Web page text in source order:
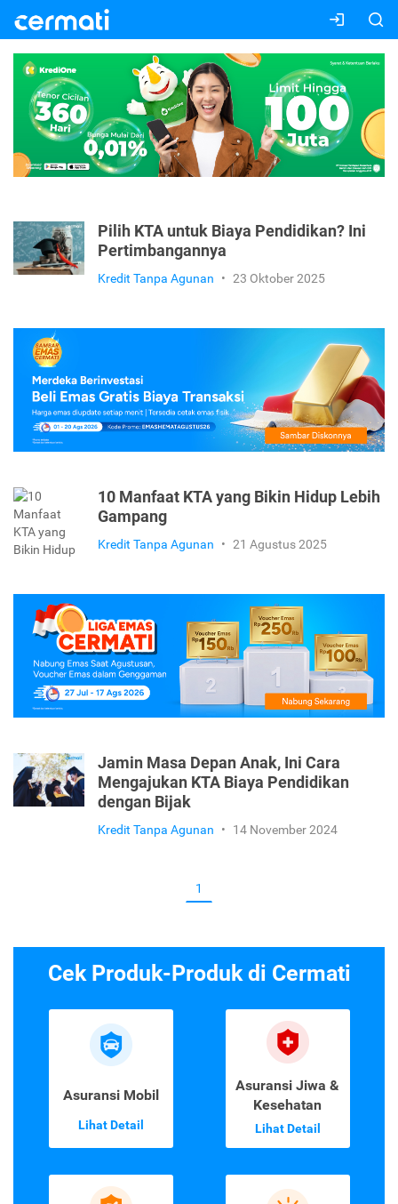
Pilih KTA untuk Biaya Pendidikan? Ini
Pertimbangannya
Kredit Tanpa Agunan • 23 Oktober 2025
10 Manfaat KTA yang Bikin Hidup Lebih
Gampang
Kredit Tanpa Agunan • 21 Agustus 2025
Jamin Masa Depan Anak, Ini Cara
Mengajukan KTA Biaya Pendidikan
dengan Bijak
Kredit Tanpa Agunan • 14 November 2024
1
Cek Produk-Produk di Cermati
Asuransi Mobil
Lihat Detail
Asuransi Jiwa &
Kesehatan
Lihat Detail